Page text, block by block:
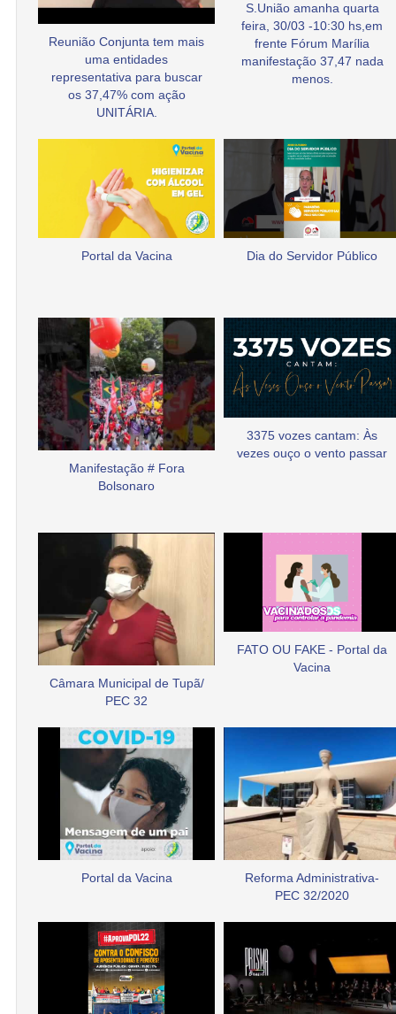
Reunião Conjunta tem mais
uma entidades
representativa para buscar
os 37,47% com ação
UNITÁRIA.
S.União amanha quarta
feira, 30/03 -10:30 hs,em
frente Fórum Marília
manifestação 37,47 nada
menos.
Portal da Vacina Dia do Servidor Público
Manifestação # Fora
Bolsonaro
3375 vozes cantam: Às
vezes ouço o vento passar
Câmara Municipal de Tupã/
PEC 32
FATO OU FAKE - Portal da
Vacina
Portal da Vacina
Reforma Administrativa-
PEC 32/2020